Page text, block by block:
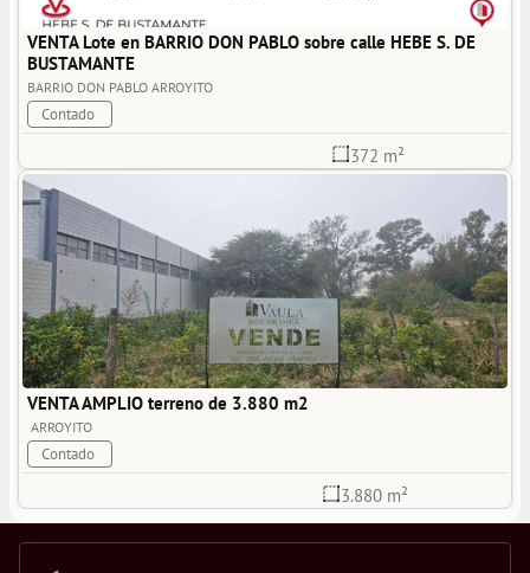
VENTA Lote en BARRIO DON PABLO sobre calle HEBE S. DE
BUSTAMANTE
BARRIO DON PABLO ARROYITO
Contado
372 m²
VENTA AMPLIO terreno de 3.880 m2
ARROYITO
Contado
3.880 m²